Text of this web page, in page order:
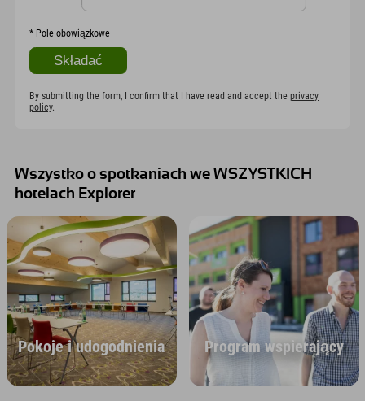
* Pole obowiązkowe
By submitting the form, I confirm that I have read and accept the privacy
policy.
Wszystko o spotkaniach we WSZYSTKICH
hotelach Explorer
Pokoje i udogodnienia Program wspierający